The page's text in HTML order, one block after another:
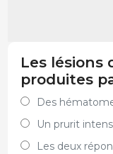
Les lésions
produites
Des
Un prurit
Les deux